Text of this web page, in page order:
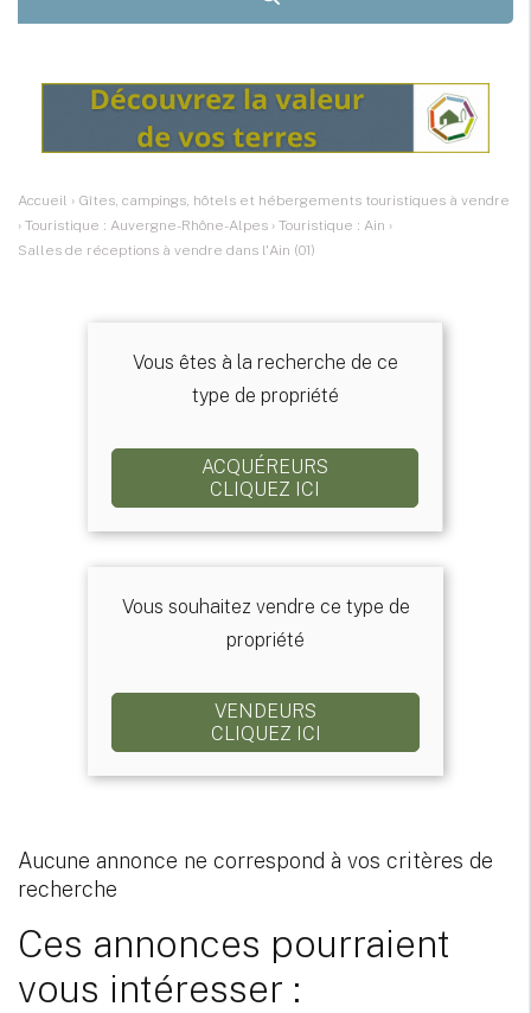
Accueil › Gîtes, campings, hôtels et hébergements touristiques à vendre
› Touristique : Auvergne-Rhône-Alpes › Touristique : Ain ›
Salles de réceptions à vendre dans l'Ain (01)
Vous êtes à la recherche de ce
type de propriété
ACQUÉREURS
CLIQUEZ ICI
Vous souhaitez vendre ce type de
propriété
VENDEURS
CLIQUEZ ICI
Aucune annonce ne correspond à vos critères de
recherche
Ces annonces pourraient
vous intéresser :